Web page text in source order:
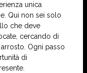
unica
Qui non sei solo
che deve
cercando di
Ogni passo
di